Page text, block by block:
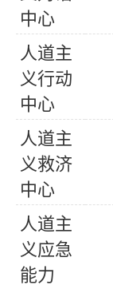
中心
人道主
义行动
中心
人道主
义救济
中心
人道主
义应急
能力